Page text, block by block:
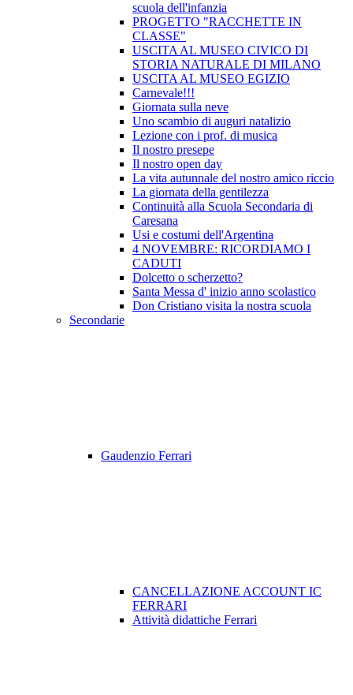
scuola dell'infanzia
PROGETTO "RACCHETTE IN
CLASSE"
USCITA AL MUSEO CIVICO DI
STORIA NATURALE DI MILANO
USCITA AL MUSEO EGIZIO
Carnevale!!!
Giornata sulla neve
Uno scambio di auguri natalizio
Lezione con i prof. di musica
Il nostro presepe
Il nostro open day
La vita autunnale del nostro amico riccio
La giornata della gentilezza
Continuità alla Scuola Secondaria di
Caresana
Usi e costumi dell'Argentina
4 NOVEMBRE: RICORDIAMO I
CADUTI
Dolcetto o scherzetto?
Santa Messa d' inizio anno scolastico
Don Cristiano visita la nostra scuola
Secondarie
Gaudenzio Ferrari
CANCELLAZIONE ACCOUNT IC
FERRARI
Attività didattiche Ferrari